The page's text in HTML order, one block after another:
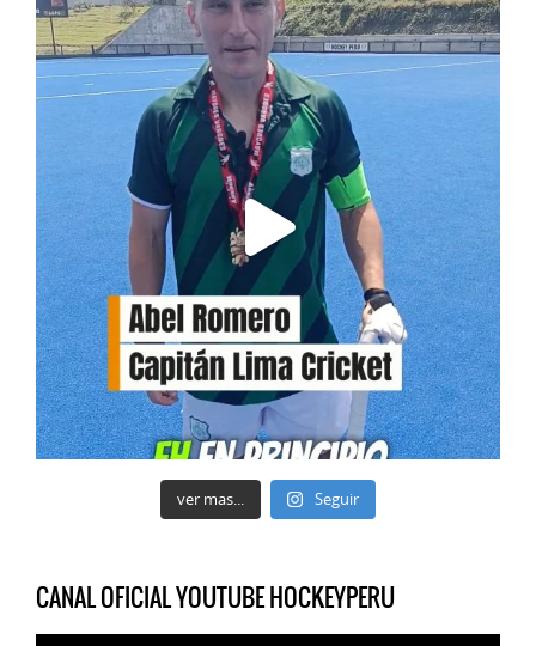
ver mas... Seguir
CANAL OFICIAL YOUTUBE HOCKEYPERU